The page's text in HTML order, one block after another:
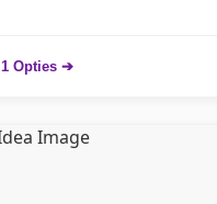
1 Opties ➔